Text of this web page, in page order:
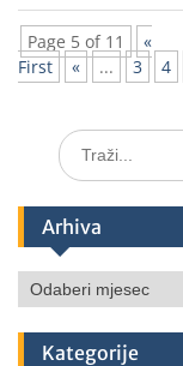
Page 5 of 11
«
First
« ... 3 4
Arhiva
Kategorije